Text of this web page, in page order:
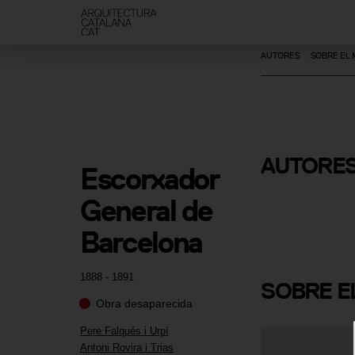
1888 - 1891
Obra desaparecida
Pere Falqués i Urpí
Antoni Rovira i Trias
Escorxador
General de
Barcelona
AUTORES SOBRE EL
Pere
SOBRE